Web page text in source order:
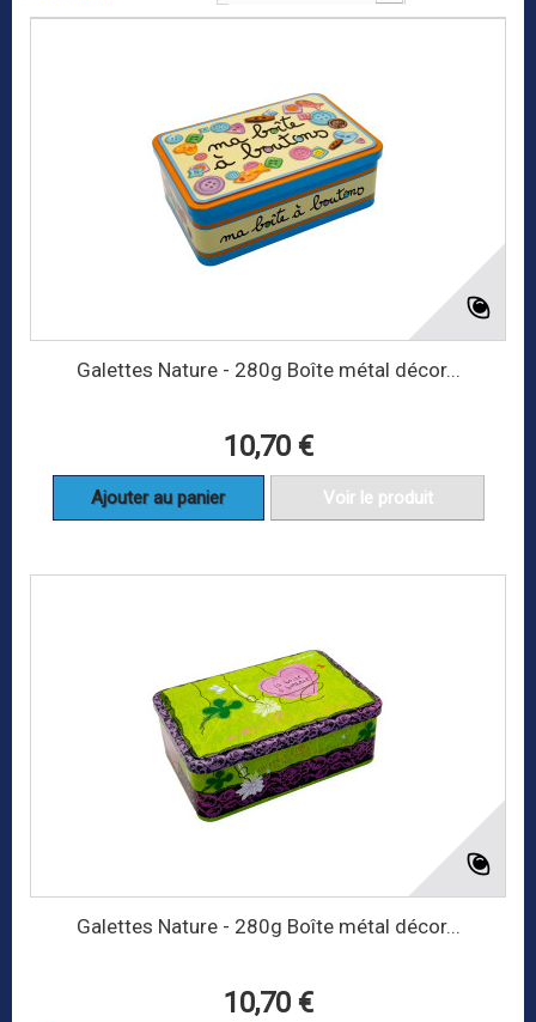
Galettes Nature - 280g Boîte métal décor...
10,70 €
Ajouter au panier Voir le produit
Galettes Nature - 280g Boîte métal décor...
10,70 €